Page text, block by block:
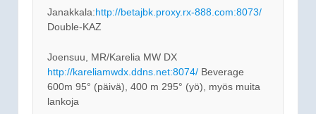
Janakkala:http://betajbk.proxy.rx-888.com:8073/
Double-KAZ
Joensuu, MR/Karelia MW DX
http://kareliamwdx.ddns.net:8074/ Beverage
600m 95° (päivä), 400 m 295° (yö), myös muita
lankoja